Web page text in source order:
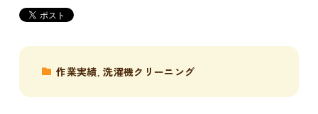
作業実績,洗濯機クリーニング